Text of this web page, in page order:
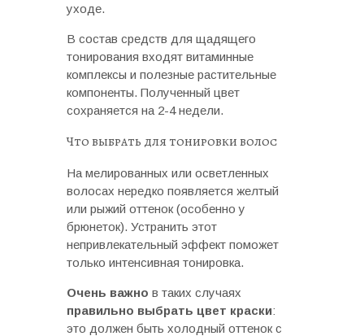
уходе.
В состав средств для щадящего
тонирования входят витаминные
комплексы и полезные растительные
компоненты. Полученный цвет
сохраняется на 2-4 недели.
Что выбрать для тонировки волос
На мелированных или осветленных
волосах нередко появляется желтый
или рыжий оттенок (особенно у
брюнеток). Устранить этот
непривлекательный эффект поможет
только интенсивная тонировка.
Очень важно в таких случаях
правильно выбрать цвет краски:
это должен быть холодный оттенок с